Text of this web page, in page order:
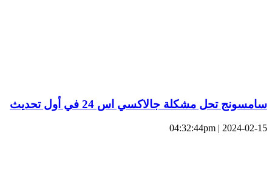
سامسونج تحل مشكلة جالاكسي اس 24 في أول تحديث
2024-02-15 | 04:32:44pm